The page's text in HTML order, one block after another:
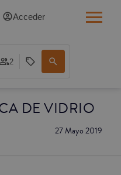
DE VIDRIO
27 Mayo 2019
Acceder
2